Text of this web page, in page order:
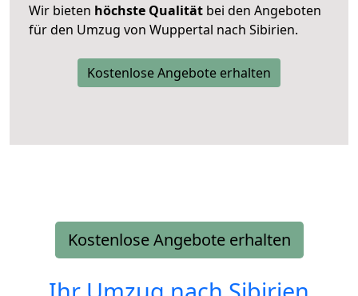
Wir bieten höchste Qualität bei den Angeboten
für den Umzug von Wuppertal nach Sibirien.
Kostenlose Angebote erhalten
Kostenlose Angebote erhalten